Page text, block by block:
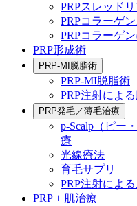
PRPスレッドリ
PRPコラーゲ
PRPコラーゲ
PRP形成術
PRP-MI脱脂術
PRP-MI脱脂術
PRP注射によ
PRP発毛／薄毛治療
p-Scalp（ピー
療
光線療法
育毛サプリ
PRP注射によ
PRP + 肌治療